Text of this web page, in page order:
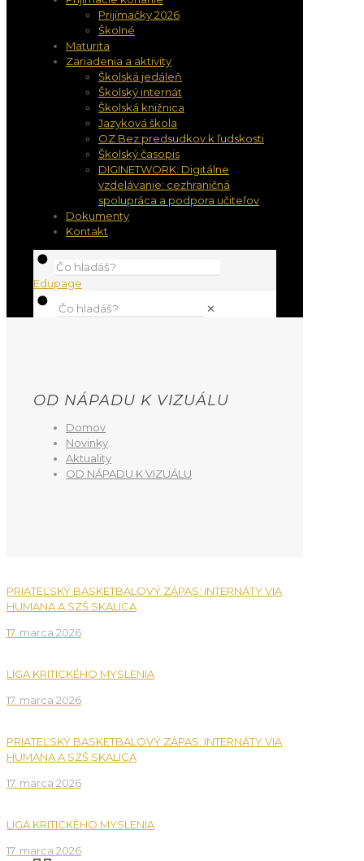
Prijímačky 2026
Školné
Maturita
Zariadenia a aktivity
Školská jedáleň
Školský internát
Školská knižnica
Jazyková škola
OZ Bez predsudkov k ľudskosti
Školský časopis
DIGINETWORK: Digitálne
vzdelávanie: cezhraničná
spolupráca a podpora učiteľov
Dokumenty
Kontakt
Edupage
✕
OD NÁPADU K VIZUÁLU
Domov
Novinky
Aktuality
OD NÁPADU K VIZUÁLU
PRIATEĽSKÝ BASKETBALOVÝ ZÁPAS: INTERNÁTY VIA
HUMANA A SZŠ SKALICA
17. marca 2026
LIGA KRITICKÉHO MYSLENIA
17. marca 2026
PRIATEĽSKÝ BASKETBALOVÝ ZÁPAS: INTERNÁTY VIA
HUMANA A SZŠ SKALICA
17. marca 2026
LIGA KRITICKÉHO MYSLENIA
17. marca 2026